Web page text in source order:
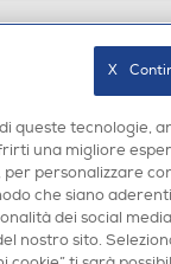
arriccia
queste tecnologie,
una migliore
per personalizzare
che siano
dei social
nostro sito.
X